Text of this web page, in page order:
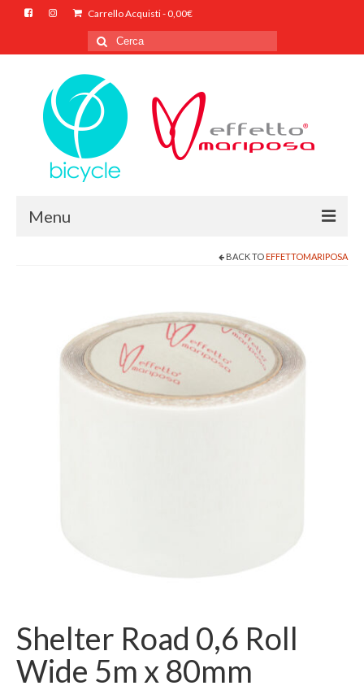
Carrello Acquisti-0,00€
Cerca
per:
Menu
SHOP ONLINE
CONTATTI
AREA RISERVATA
BACK TOEFFETTOMARIPOSA
Shelter Road 0,6 Roll
Wide 5m x 80mm